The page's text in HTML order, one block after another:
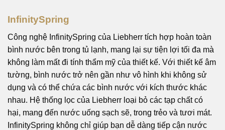
InfinitySpring
Công nghệ InfinitySpring của Liebherr tích hợp hoàn toàn
bình nước bên trong tủ lạnh, mang lại sự tiện lợi tối đa mà
không làm mất đi tính thẩm mỹ của thiết kế. Với thiết kế âm
tường, bình nước trở nên gần như vô hình khi không sử
dụng và có thể chứa các bình nước với kích thước khác
nhau. Hệ thống lọc của Liebherr loại bỏ các tạp chất có
hại, mang đến nước uống sạch sẽ, trong trẻo và tươi mát.
InfinitySpring không chỉ giúp bạn dễ dàng tiếp cận nước